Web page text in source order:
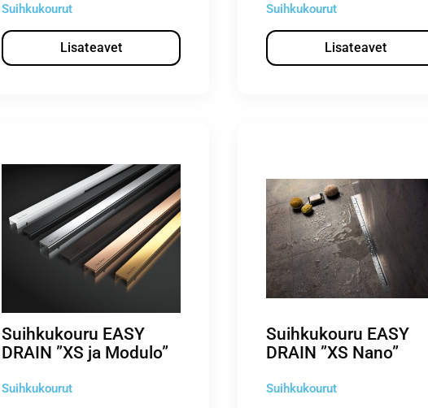
Suihkukourut
Lisateavet
Suihkukourut
Lisateavet
Suihkukouru EASY
DRAIN ”XS ja Modulo”
Suihkukourut
Suihkukouru EASY
DRAIN ”XS Nano”
Suihkukourut